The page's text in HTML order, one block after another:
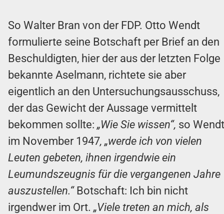
So Walter Bran von der FDP. Otto Wendt
formulierte seine Botschaft per Brief an den
Beschuldigten, hier der aus der letzten Folge
bekannte Aselmann, richtete sie aber
eigentlich an den Untersuchungsausschuss,
der das Gewicht der Aussage vermittelt
bekommen sollte: „Wie Sie wissen“, so Wendt
im November 1947, „werde ich von vielen
Leuten gebeten, ihnen irgendwie ein
Leumundszeugnis für die vergangenen Jahre
auszustellen.“Botschaft: Ich bin nicht
irgendwer im Ort. „Viele treten an mich, als